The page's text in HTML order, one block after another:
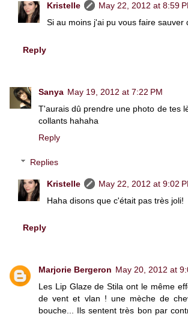
Kristelle
May 22, 2012 at 8:59
Si au moins j'ai pu vous faire sauver
Reply
Sanya May 19, 2012 at 7:22 PM
T'aurais dû prendre une photo de tes
collants hahaha
Reply
Replies
Kristelle
May 22, 2012 at 9:02
Haha disons que c'était pas très joli!
Reply
Marjorie Bergeron May 20, 2012 at
Les Lip Glaze de Stila ont le même
de vent et vlan ! une mèche de
bouche... Ils sentent très bon par